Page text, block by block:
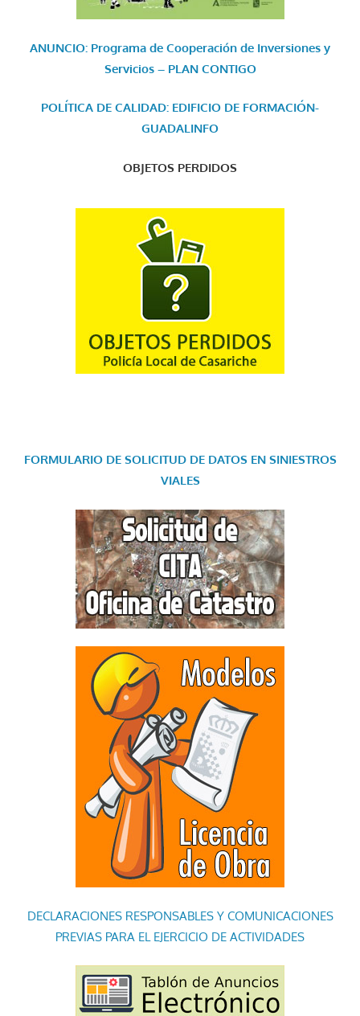
ANUNCIO: Programa de Cooperación de Inversiones y
Servicios – PLAN CONTIGO
POLÍTICA DE CALIDAD: EDIFICIO DE FORMACIÓN-
GUADALINFO
OBJETOS PERDIDOS
FORMULARIO DE SOLICITUD DE DATOS EN SINIESTROS
VIALES
DECLARACIONES RESPONSABLES Y COMUNICACIONES
PREVIAS PARA EL EJERCICIO DE ACTIVIDADES